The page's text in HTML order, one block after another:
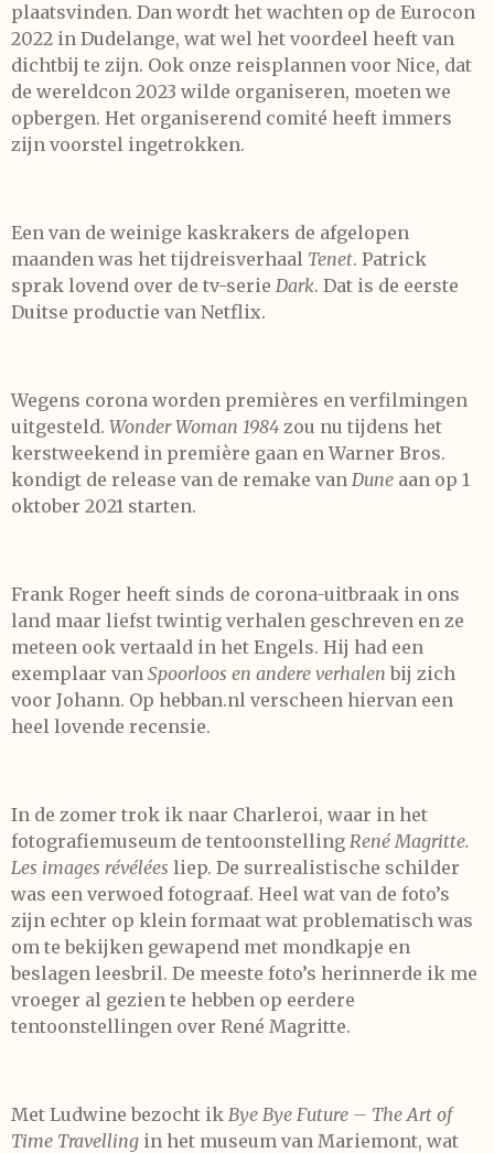
plaatsvinden. Dan wordt het wachten op de Eurocon
2022 in Dudelange, wat wel het voordeel heeft van
dichtbij te zijn. Ook onze reisplannen voor Nice, dat
de wereldcon 2023 wilde organiseren, moeten we
opbergen. Het organiserend comité heeft immers
zijn voorstel ingetrokken.
Een van de weinige kaskrakers de afgelopen
maanden was het tijdreisverhaal Tenet. Patrick
sprak lovend over de tv-serie Dark. Dat is de eerste
Duitse productie van Netflix.
Wegens corona worden premières en verfilmingen
uitgesteld. Wonder Woman 1984 zou nu tijdens het
kerstweekend in première gaan en Warner Bros.
kondigt de release van de remake van Dune aan op 1
oktober 2021 starten.
Frank Roger heeft sinds de corona-uitbraak in ons
land maar liefst twintig verhalen geschreven en ze
meteen ook vertaald in het Engels. Hij had een
exemplaar van Spoorloos en andere verhalen bij zich
voor Johann. Op hebban.nl verscheen hiervan een
heel lovende recensie.
In de zomer trok ik naar Charleroi, waar in het
fotografiemuseum de tentoonstelling René Magritte.
Les images révélées liep. De surrealistische schilder
was een verwoed fotograaf. Heel wat van de foto’s
zijn echter op klein formaat wat problematisch was
om te bekijken gewapend met mondkapje en
beslagen leesbril. De meeste foto’s herinnerde ik me
vroeger al gezien te hebben op eerdere
tentoonstellingen over René Magritte.
Met Ludwine bezocht ik Bye Bye Future – The Art of
Time Travelling in het museum van Mariemont, wat